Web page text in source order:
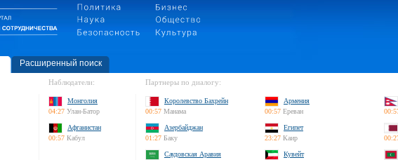
Расширенный поиск
Наблюдатели:
Монголия
04:27 Улан-Батор
Афганистан
00:57 Кабул
Партнеры по диалогу:
Королевство Бахрейн
00:57 Манама
Армения
00:57 Ереван
Азербайджан
01:27 Баку
Египет
23:27 Каир
Саудовская Аравия
Кувейт